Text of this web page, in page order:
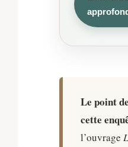
Le point
cette
l’ouvrage